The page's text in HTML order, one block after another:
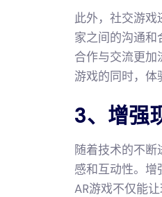
此外，社交游
家之间的沟通
合作与交流更
游戏的同时，体
3、增强
随着技术的不
感和互动性。增
AR游戏不仅能